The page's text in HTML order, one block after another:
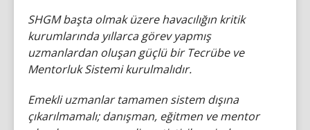
SHGM başta olmak üzere havacılığın kritik
kurumlarında yıllarca görev yapmış
uzmanlardan oluşan güçlü bir Tecrübe ve
Mentorluk Sistemi kurulmalıdır.
Emekli uzmanlar tamamen sistem dışına
çıkarılmamalı; danışman, eğitmen ve mentor